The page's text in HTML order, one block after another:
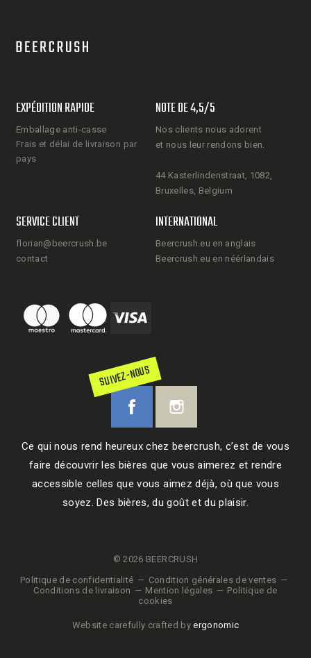
EXPÉDITION RAPIDE
Emballage anti-casse
Frais et délai de livraison par
pays
NOTE DE 4,5/5
Nos clients nous adorent
et nous leur rendons bien.
44 Kasterlindenstraat, 1082,
Bruxelles, Belgium
SERVICE CLIENT
florian@beercrush.be
contact
INTERNATIONAL
Beercrush.eu en anglais
Beercrush.eu en néérlandais
SUIVEZ-NOUS
Ce qui nous rend heureux chez beercrush, c’est de vous
faire découvrir les bières que vous aimerez et rendre
accessible celles que vous aimez déjà, où que vous
soyez. Des bières, du goût et du plaisir.
© 2026 BEERCRUSH
Politique de confidentialité
Condition générales de ventes
Conditions de livraison
Mention légales
Politique de
cookies
Website carefully crafted byergonomic